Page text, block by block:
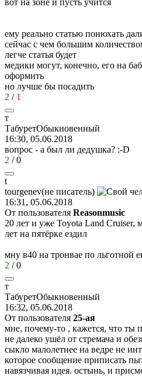
ему реально статью понюхать
сейчас с чем большим
легче статья будет
медики могут, конечно, его на
оформить
но лучше бы посадить
2 / 1
т
ТабуретОбыкновенный
16:30, 05.06.2018
вопрос - а был ли дедушка? :-D
2 /0
t
tourgenev(не писатель)
16:31, 05.06.2018
От пользователя Reasonmusic
20 лет и уже Toyota Land Cruiser,
лет на пятёрке ездил
мну в40 на тронвае по льготной
2 /0
т
ТабуретОбыкновенный
16:32, 05.06.2018
От пользователя 25-aя
мне, почему-то , кажется, что ты
не далеко ушёл от стремача и
сыкло малолетнее на ведре не
которое сообщение приписать
навязчивая идея. остынь, и